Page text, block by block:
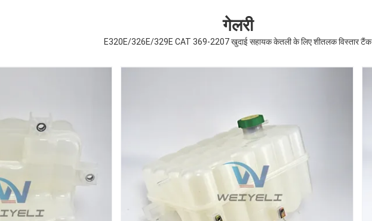
गेलरी
E320E/326E/329E CAT 369-2207 खुदाई सहायक केतली के लिए शीतलक विस्तार टैंक